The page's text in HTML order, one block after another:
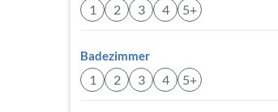
1 2 3 4 5+
Badezimmer
1 2 3 4 5+